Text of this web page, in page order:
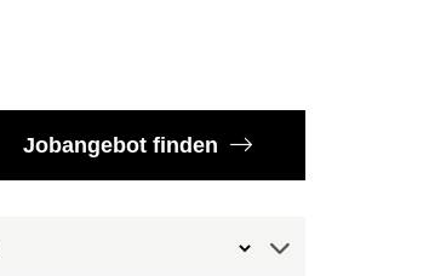
Jobangebot finden